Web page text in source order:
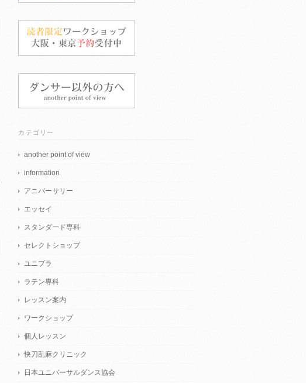
カテゴリー
another point of view
information
アニバーサリー
エッセイ
スタンダード専科
セレクトショップ
ユニプラ
ラテン専科
レッスン案内
ワークショップ
個人レッスン
快刀乱麻クリニック
日本ユニバーサルダンス協会